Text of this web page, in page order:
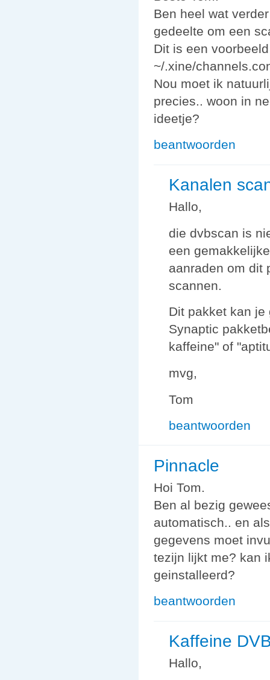
Ben heel wat
gedeelte om een
Dit is een
~/.xine/
Nou moet ik
precies.. woon in
ideetje?
beantwoorden
Kanalen
Hallo,
die dvbscan is
een
aanraden om dit
scannen.
Dit pakket kan
Synaptic
kaffeine" of
mvg,
Tom
beantwoorden
Pinnacle
Hoi Tom.
Ben al bezig
automatisch.. en
gegevens moet
tezijn lijkt me? kan
geinstalleerd?
beantwoorden
Kaffeine
Hallo,